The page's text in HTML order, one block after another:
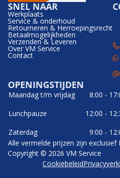
SNEL NAAR
Werkplaats
Service & onderhoud
Retourneren & Herroepingsrecht
Betaalmogelijkheden
Verzenden & Leveren
Over VM Service
Contact
OPENINGSTIJDEN
Maandag t/m vrijdag
8:00 -
Lunchpauze
12:00 -
Zaterdag
9:00 -
Alle vermelde prijzen zijn
Copyright © 2026 VM Service
Cookiebeleid